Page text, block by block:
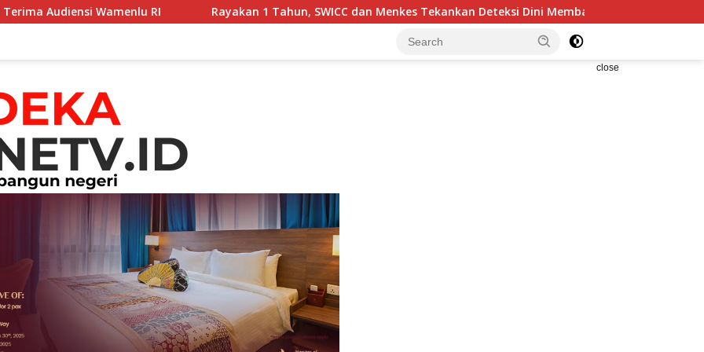
RI Rayakan 1 Tahun, SWICC dan Menkes Tekankan Deteksi Dini Membantu Penanganan Kanker Jadi Lebih Optimal
close